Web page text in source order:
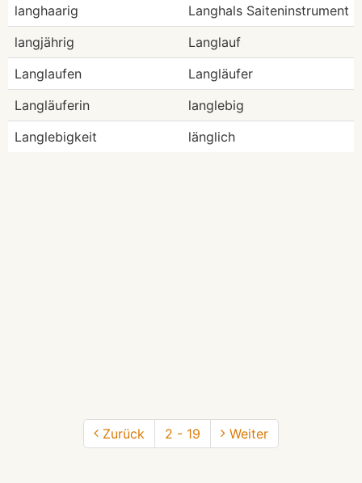
langhaarig
Langhals Saiteninstrument
langjährig
Langlauf
Langlaufen
Langläufer
Langläuferin
langlebig
Langlebigkeit
länglich
Zurück 2 - 19 Weiter